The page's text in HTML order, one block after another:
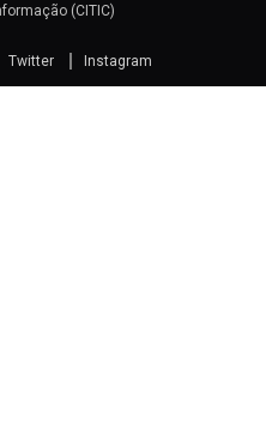
(CITIC)
Twitter Instagram